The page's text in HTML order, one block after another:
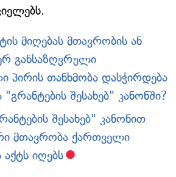
მიღებას მთავრობის ან
განსაზღვრული
პირის თანხმობა დასჭირდება
შესახებ" კანონში?
შესახებ" კანონით
მთავრობა ქართველი
იღებს